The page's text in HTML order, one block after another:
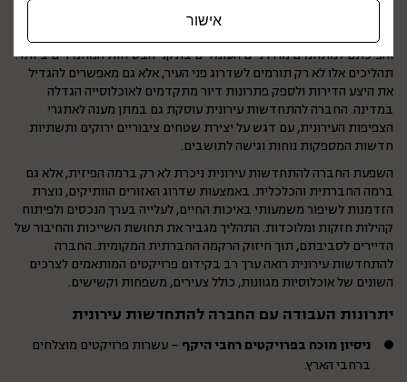
החברה להתחדשות עירונית מבצעת פרויקטים מגוונים ברחבי הארץ, כולל
והפיכתם למתחמים מודרניים העומדים בתקני הבטיחות המחמירים ביותר.
תהליכים אלו לא רק תורמים לשדרוג פני העיר, אלא גם מאפשרים להגדיל
את היצע הדירות ולספק פתרונות דיור מתקדמים לאוכלוסייה הגדלה
במדינה. החברה להתחדשות עירונית עוסקת גם במתן מענה לאתגרי
הצפיפות העירונית, עם דגש על יצירת שטחים ציבוריים ירוקים ותשתיות
חדשות המספקות נוחות וגישה לתושבים.
השפעת החברה להתחדשות עירונית ניכרת לא רק ברמה הפיזית, אלא גם
ברמה החברתית והכלכלית. באמצעות שדרוג האזורים הוותיקים, נוצרת
הזדמנות לשיפור משמעותי באיכות החיים, לעלייה בערך הנכסים ולפיתוח
קהילות חזקות ומלוכדות. התהליך מגביר את תחושת השייכות והחיבור של
הדיירים לסביבתם, תוך חיזוק הרקמה החברתית המקומית. החברה
להתחדשות עירונית רואה ערך רב בקידום פרויקטים המותאמים לצרכים
השונים של אוכלוסיות מגוונות, כולל צעירים, משפחות וקשישים.
יתרונות העבודה עם החברה להתחדשות עירונית
ניסיון מוכח בפרויקטים רחבי היקף – עשרות פרויקטים מוצלחים
ברחבי הארץ.
אישור